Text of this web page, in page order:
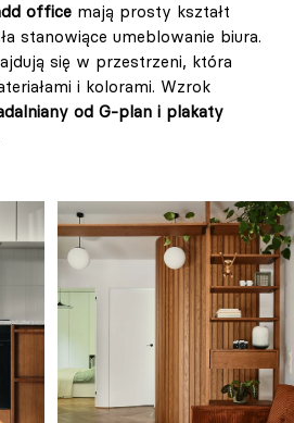
office mają prosty kształt
stanowiące umeblowanie biura.
się w przestrzeni, która
i kolorami. Wzrok
od G-plan i plakaty